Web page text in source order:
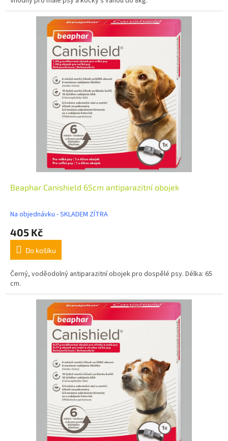
Beaphar Canishield 65cm antiparazitní obojek
Na objednávku - SKLADEM ZÍTRA
405 Kč
Do košíku
Černý, voděodolný antiparazitní obojek pro dospělé psy. Délka: 65
cm.